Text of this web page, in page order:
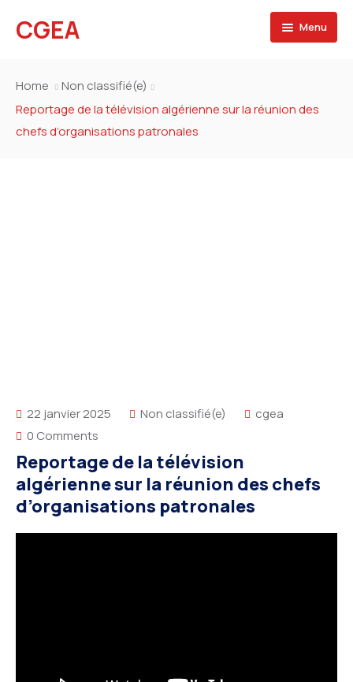
CGEA Menu
A propos
Contactez nous
Home
Non classifié(e)
Reportage de la télévision algérienne sur la réunion des
chefs d’organisations patronales
22 janvier 2025 Non classifié(e)
cgea
0 Comments
Reportage de la télévision
algérienne sur la réunion des chefs
d’organisations patronales